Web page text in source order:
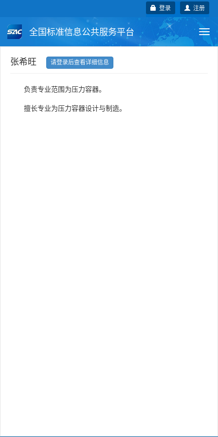
注册
登录
全国标准信息公共服务平台
国家标准 行业标准
国外标准 技术委员会
张希旺 请登录后查看详细信息
负责专业范围为压力容器。
擅长专业为压力容器设计与制造。